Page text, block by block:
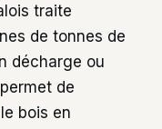
traite
de tonnes de
décharge ou
permet de
bois en